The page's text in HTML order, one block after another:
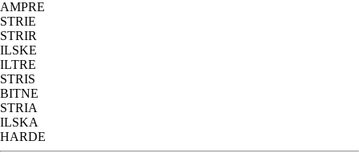
AMPRE
STRIE
STRIR
ILSKE
ILTRE
STRIS
BITNE
STRIA
ILSKA
HARDE